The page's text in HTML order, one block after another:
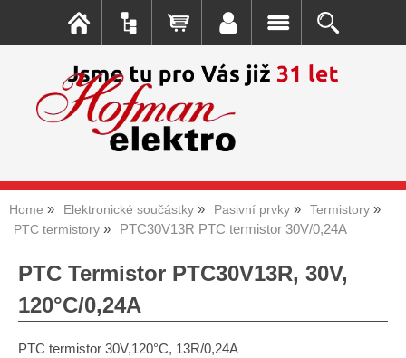
Home Elektronické součástky Pasivní prvky
Termistory
PTC termistory
PTC30V13R PTC termistor 30V/0,24A
PTC Termistor PTC30V13R, 30V,
120°C/0,24A
PTC termistor 30V,120°C, 13R/0,24A